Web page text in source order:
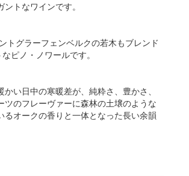
トなワインです。
トグラーフェンベルクの若木もブレンド
ピノ・ノワールです。
い日中の寒暖差が、純粋さ、豊かさ、
のフレーヴァーに森林の土壌のような
オークの香りと一体となった長い余韻